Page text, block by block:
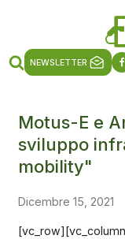
NEWSLETTER
Motus-E e
sviluppo
mobility"
Dicembre 15, 2021